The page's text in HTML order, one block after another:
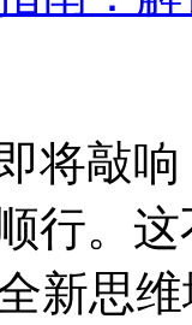
将敲
行。
新思